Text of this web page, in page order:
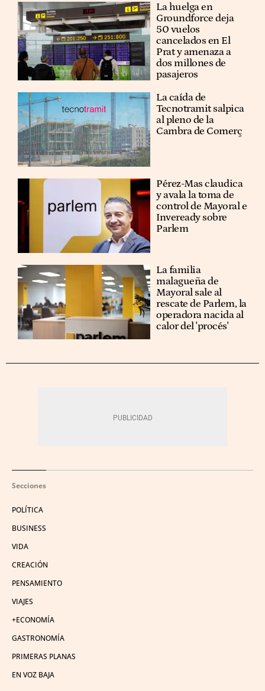
La huelga en
Groundforce deja
50 vuelos
cancelados en El
Prat y amenaza a
dos millones de
pasajeros
La caída de
Tecnotramit salpica
al pleno de la
Cambra de Comerç
Pérez-Mas claudica
y avala la toma de
control de Mayoral e
Inveready sobre
Parlem
La familia
malagueña de
Mayoral sale al
rescate de Parlem, la
operadora nacida al
calor del 'procés'
Secciones
POLÍTICA
BUSINESS
VIDA
CREACIÓN
PENSAMIENTO
VIAJES
+ECONOMÍA
GASTRONOMÍA
PRIMERAS PLANAS
EN VOZ BAJA